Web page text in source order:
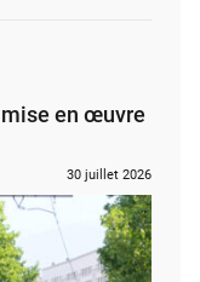
en œuvre
30 juillet 2026